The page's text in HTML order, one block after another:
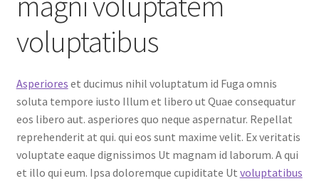
voluptatibus
Asperiores et ducimus nihil voluptatum id Fuga omnis
soluta tempore iusto Illum et libero ut Quae consequatur
eos libero aut. asperiores quo neque aspernatur. Repellat
reprehenderit at qui. qui eos sunt maxime velit. Ex veritatis
voluptate eaque dignissimos Ut magnam id laborum. A qui
et illo qui eum. Ipsa doloremque cupiditate Ut voluptatibus